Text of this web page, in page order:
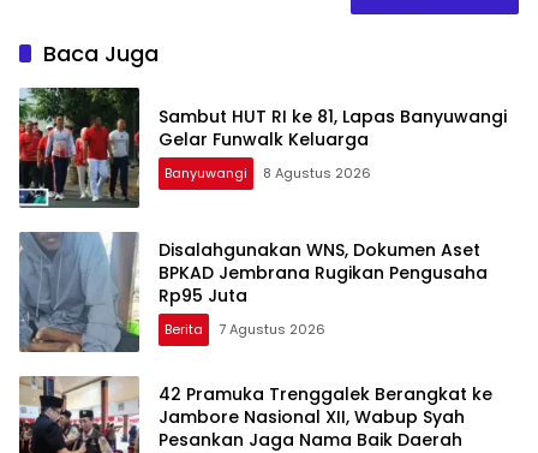
Baca Juga
Sambut HUT RI ke 81, Lapas Banyuwangi
Gelar Funwalk Keluarga
Banyuwangi 8 Agustus 2026
Disalahgunakan WNS, Dokumen Aset
BPKAD Jembrana Rugikan Pengusaha
Rp95 Juta
Berita 7 Agustus 2026
42 Pramuka Trenggalek Berangkat ke
Jambore Nasional XII, Wabup Syah
Pesankan Jaga Nama Baik Daerah